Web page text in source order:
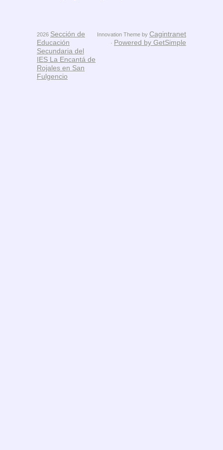
2026 Sección de
Educación
Secundaria del
IES La Encantá de
Rojales en San
Fulgencio
Innovation Theme by Cagintranet
· Powered by GetSimple